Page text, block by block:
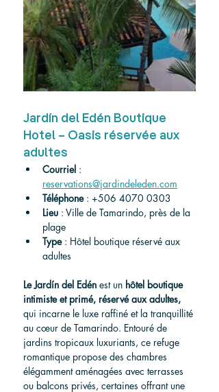
Jardín del Edén Boutique
Hotel – Oasis réservée aux
adultes
Courriel :
reservations@jardindeleden.com
Téléphone : +506 4070 0303
Lieu : Ville de Tamarindo, près de la
plage
Type : Hôtel boutique réservé aux
adultes
Le Jardín del Edén est un hôtel boutique
intimiste et primé, réservé aux adultes,
qui incarne le luxe raffiné et la tranquillité
au cœur de Tamarindo. Entouré de
jardins tropicaux luxuriants, ce refuge
romantique propose des chambres
élégamment aménagées avec terrasses
ou balcons privés, certaines offrant une